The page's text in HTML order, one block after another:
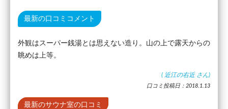
最新の口コミコメント
外観はスーパー銭湯とは思えない造り。山の上で露天からの
眺めは上等。
( 近江の右近 さん)
口コミ投稿日：2018.1.13
最新のサウナ室の口コミ